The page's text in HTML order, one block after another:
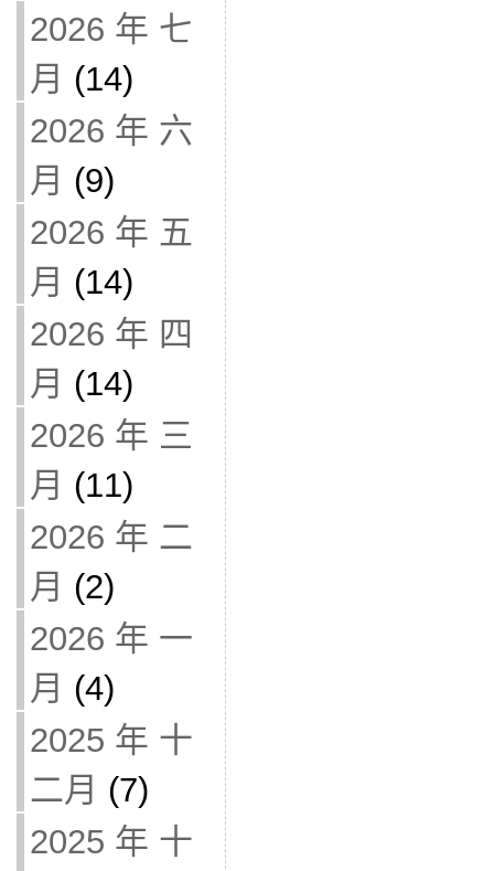
2026 年 七
月 (14)
2026 年 六
月 (9)
2026 年 五
月 (14)
2026 年 四
月 (14)
2026 年 三
月 (11)
2026 年 二
月 (2)
2026 年 一
月 (4)
2025 年 十
二月 (7)
2025 年 十